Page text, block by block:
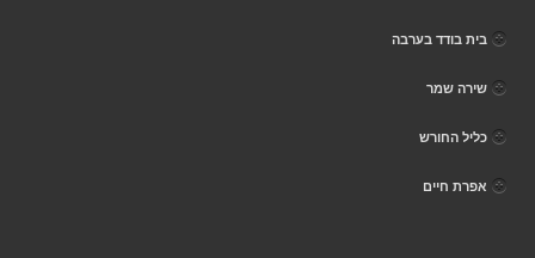
בית בודד בערבה
שירה שמר
כליל החורש
אפרת חיים